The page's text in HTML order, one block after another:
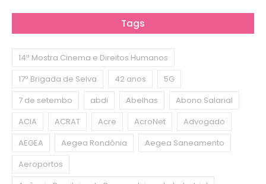
Tags
14ª Mostra Cinema e Direitos Humanos
17ª Brigada de Selva
42 anos
5G
7 de setembo
abdi Abelhas
Abono Salarial
ACIA
ACRAT Acre AcroNet
Advogado
AEGEA
Aegea Rondônia
Aegea Saneamento
Aeroportos